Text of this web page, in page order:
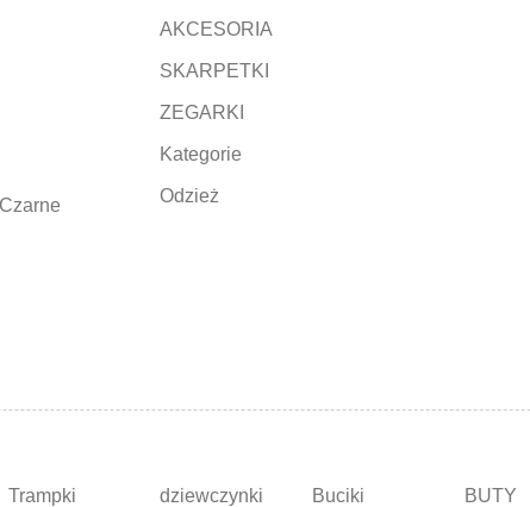
AKCESORIA
SKARPETKI
ZEGARKI
Kategorie
Odzież
Trampki
dziewczynki
Buciki
BUTY